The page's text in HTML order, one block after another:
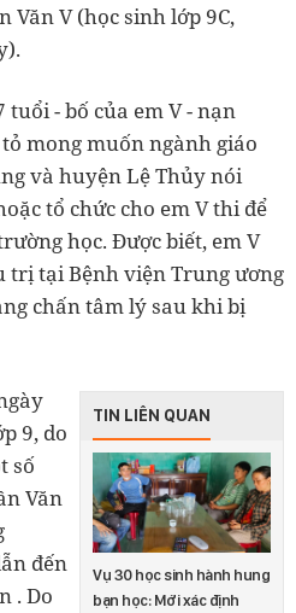
Văn V (học sinh lớp 9C,
tuổi - bố của em V - nạn
mong muốn ngành giáo
và huyện Lệ Thủy nói
tổ chức cho em V thi để
học. Được biết, em V
trị tại Bệnh viện Trung ương
chấn tâm lý sau khi bị
TIN LIÊN QUAN
Vụ 30 học sinh hành hung
bạn học: Mới xác định
9, do
số
Văn
đến
. Do